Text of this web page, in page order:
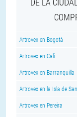
Artrovex en Bogotá
Artrovex en Cali
Artrovex en Barranquilla
Artrovex en la Isla de
Artrovex en Pereira